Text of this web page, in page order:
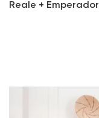
Reale +